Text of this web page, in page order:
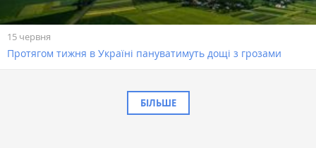
15 червня
Протягом тижня в Україні пануватимуть дощі з грозами
БІЛЬШЕ